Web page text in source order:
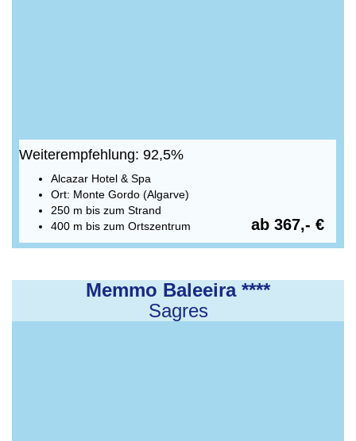
Weiterempfehlung: 92,5%
Alcazar Hotel & Spa
Ort: Monte Gordo (Algarve)
250 m bis zum Strand
400 m bis zum Ortszentrum
ab 367,- €
Memmo Baleeira ****
Sagres